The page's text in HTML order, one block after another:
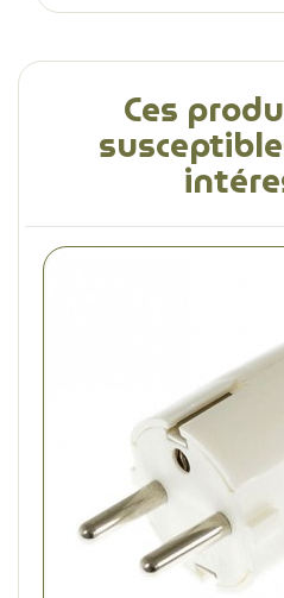
Ces